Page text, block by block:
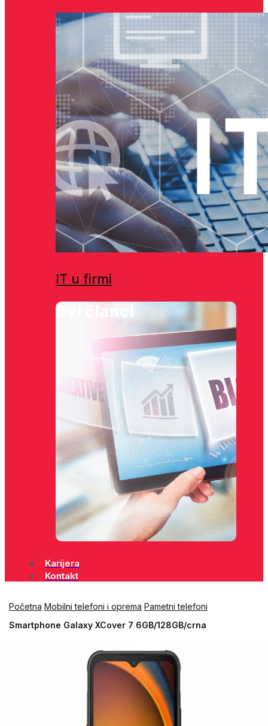
IT u firmi
Svi članci
Karijera
Kontakt
Početna Mobilni telefoni i oprema Pametni telefoni
Smartphone Galaxy XCover 7 6GB/128GB/crna